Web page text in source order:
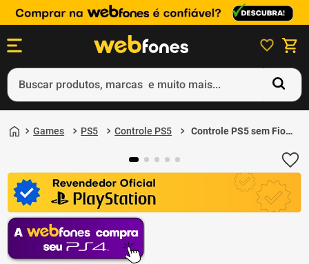
Buscar produtos, marcas e muito mais...
Games PS5 Controle PS5
Controle PS5 sem Fio
3º
ps4
4º
smartphone
5 º notebook